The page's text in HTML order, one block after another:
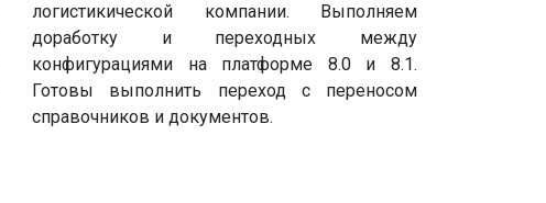
логистикической компании. Выполняем
доработку и переходных между
конфигурациями на платформе 8.0 и 8.1.
Готовы выполнить переход с переносом
справочников и документов.